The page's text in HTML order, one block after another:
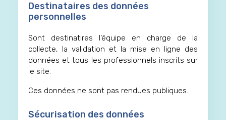
Destinataires des données
personnelles
Sont destinatires l’équipe en charge de la
collecte, la validation et la mise en ligne des
données et tous les professionnels inscrits sur
le site.
Ces données ne sont pas rendues publiques.
Sécurisation des données